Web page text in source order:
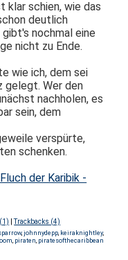
klar schien, wie das
deutlich
nochmal eine
nicht zu Ende.
wie ich, dem sei
gelegt. Wer den
nachholen, es
sein, dem
verspürte,
schenken.
der Karibik -
|Trackbacks (4)
,johnnydepp, keiraknightley,
piraten piratesofthecaribbean